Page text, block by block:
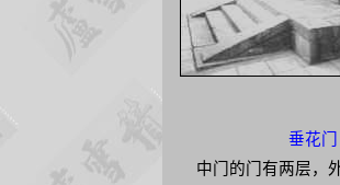
垂花门
中门的门有两层，外